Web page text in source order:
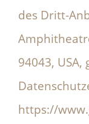
des Dritt-
94043, USA,
https://